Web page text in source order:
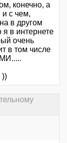
конечно, а
и с чем,
в другом
я в интернете
очень
в том числе
))